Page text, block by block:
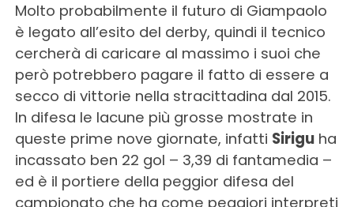
Molto probabilmente il futuro di Giampaolo
è legato all’esito del derby, quindi il tecnico
cercherà di caricare al massimo i suoi che
però potrebbero pagare il fatto di essere a
secco di vittorie nella stracittadina dal 2015.
In difesa le lacune più grosse mostrate in
queste prime nove giornate, infatti Siriguha
incassato ben 22 gol – 3,39 di fantamedia –
ed è il portiere della peggior difesa del
campionato che ha come peggiori interpreti